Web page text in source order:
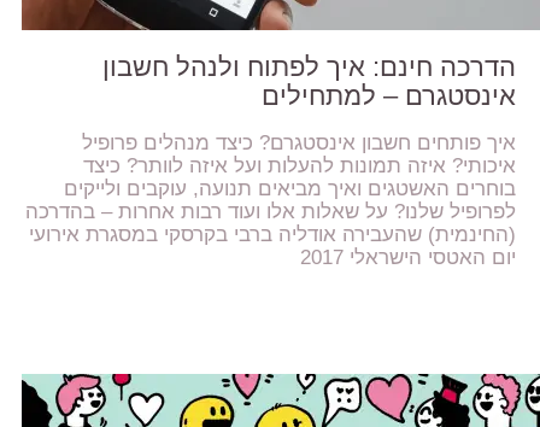
הדרכה חינם: איך לפתוח ולנהל חשבון
אינסטגרם – למתחילים
איך פותחים חשבון אינסטגרם? כיצד מנהלים פרופיל
איכותי? איזה תמונות להעלות ועל איזה לוותר? כיצד
בוחרים האשטגים ואיך מביאים תנועה, עוקבים ולייקים
לפרופיל שלנו? על שאלות אלו ועוד רבות אחרות – בהדרכה
(החינמית) שהעבירה אודליה ברבי בקרסקי במסגרת אירועי
יום האטסי הישראלי 2017